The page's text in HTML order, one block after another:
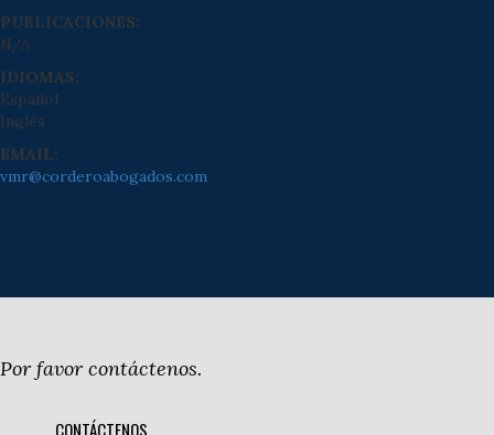
PUBLICACIONES:
N/A
IDIOMAS:
Español
Inglés
EMAIL:
vmr@corderoabogados.com
Por favor contáctenos.
CONTÁCTENOS